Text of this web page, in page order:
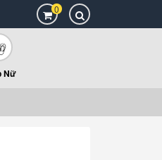
0
Nữ